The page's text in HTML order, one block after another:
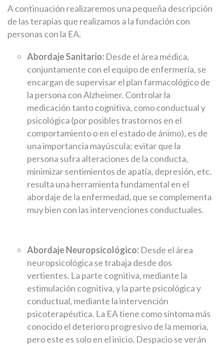
A continuación realizaremos una pequeña descripción
de las terapias que realizamos a la fundación con
personas con la EA.
Abordaje Sanitario: Desde el área médica,
conjuntamente con el equipo de enfermería, se
encargan de supervisar el plan farmacológico de
la persona con Alzheimer. Controlar la
medicación tanto cognitiva, como conductual y
psicológica (por posibles trastornos en el
comportamiento o en el estado de ánimo), es de
una importancia mayúscula; evitar que la
persona sufra alteraciones de la conducta,
minimizar sentimientos de apatía, depresión, etc.
resulta una herramienta fundamental en el
abordaje de la enfermedad, que se complementa
muy bien con las intervenciones conductuales.
Abordaje Neuropsicológico: Desde el área
neuropsicológica se trabaja desde dos
vertientes. La parte cognitiva, mediante la
estimulación cognitiva, y la parte psicológica y
conductual, mediante la intervención
psicoterapéutica. La EA tiene como síntoma más
conocido el deterioro progresivo de la memoria,
pero este es solo en el inicio. Despacio se verán